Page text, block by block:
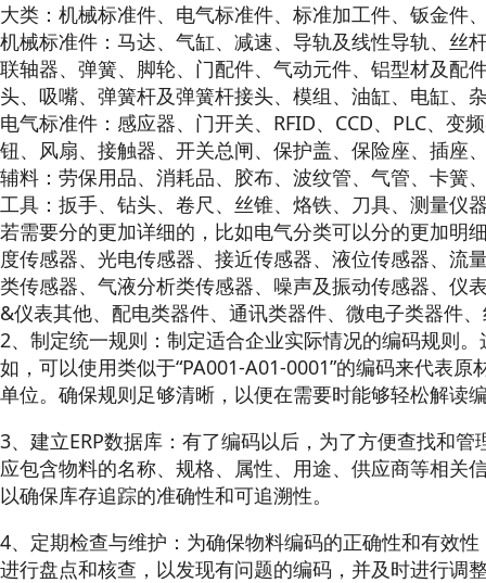
大类：机械标准件、电气标准件、标准加工件、钣金件
机械标准件：马达、气缸、减速、导轨及线性导轨、丝
联轴器、弹簧、脚轮、门配件、气动元件、铝型材及配
头、吸嘴、弹簧杆及弹簧杆接头、模组、油缸、电缸、
电气标准件：感应器、门开关、RFID、CCD、PLC、
钮、风扇、接触器、开关总闸、保护盖、保险座、插座
辅料：劳保用品、消耗品、胶布、波纹管、气管、卡簧
工具：扳手、钻头、卷尺、丝锥、烙铁、刀具、测量仪
若需要分的更加详细的，比如电气分类可以分的更加明
度传感器、光电传感器、接近传感器、液位传感器、流
类传感器、气液分析类传感器、噪声及振动传感器、仪
&仪表其他、配电类器件、通讯类器件、微电子类器件
2、制定统一规则：制定适合企业实际情况的编码规则
如，可以使用类似于“PA001-A01-0001”的编码来代表原
单位。确保规则足够清晰，以便在需要时能够轻松解读
3、建立ERP数据库：有了编码以后，为了方便查找和
应包含物料的名称、规格、属性、用途、供应商等相关
以确保库存追踪的准确性和可追溯性。
4、定期检查与维护：为确保物料编码的正确性和有效
进行盘点和核查，以发现有问题的编码，并及时进行调